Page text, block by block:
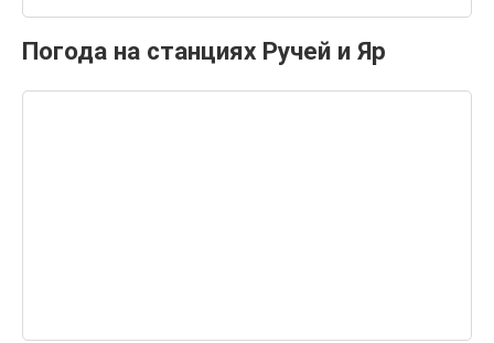
Погода на станциях Ручей и Яр